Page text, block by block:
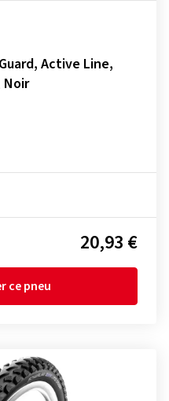
Guard, Active Line,
Noir
20,93 €
ce pneu